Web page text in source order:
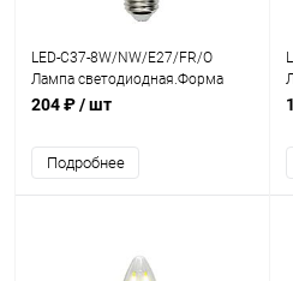
LED-C37-8W/NW/E27/FR/O
Лампа светодиодная.Форма
свеча матовая.Белый
204 ₽/ шт
Подробнее